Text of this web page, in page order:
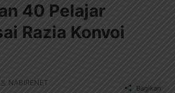
40 Pelajar
Razia Konvoi
NABIRENET
Bagikan